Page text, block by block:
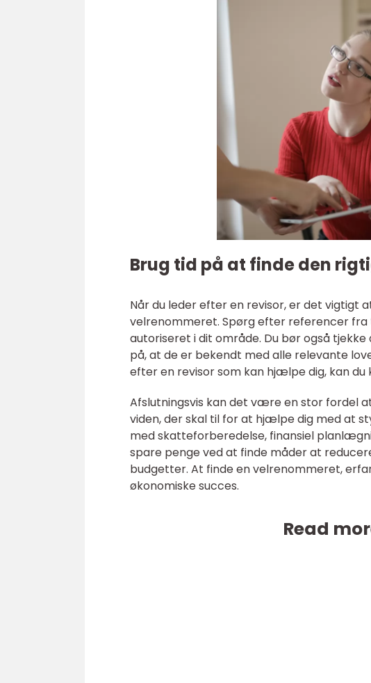
Brug tid på at finde den
Når du leder efter en revisor, er det vigtigt
velrenommeret. Spørg efter referencer fra
autoriseret i dit område. Du bør også
på, at de er bekendt med alle relevante
efter en revisor som kan hjælpe dig, kan du
Afslutningsvis kan det være en stor fordel
viden, der skal til for at hjælpe dig med at
med skatteforberedelse, finansiel
spare penge ved at finde måder at
budgetter. At finde en velrenommeret,
økonomiske succes.
Read